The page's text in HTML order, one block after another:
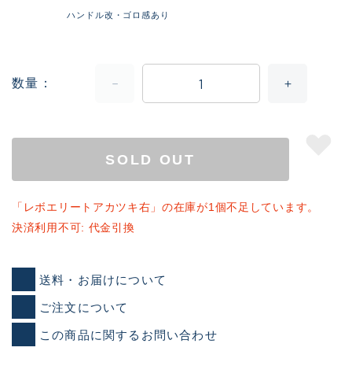
ハンドル改・ゴロ感あり
数量
SOLD OUT
「レボエリートアカツキ右」の在庫が1個不足しています。
決済利用不可: 代金引換
送料・お届けについて
ご注文について
この商品に関するお問い合わせ